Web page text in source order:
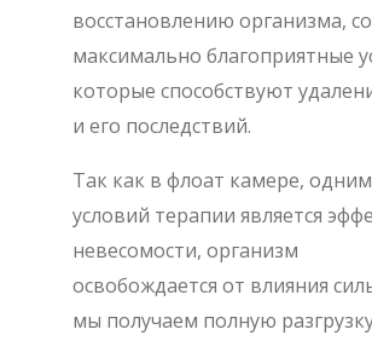
восстановлению организма,
максимально благоприятные
которые способствуют
и его последствий.
Так как в флоат камере,
условий терапии является
невесомости, организм
освобождается от влияния
мы получаем полную